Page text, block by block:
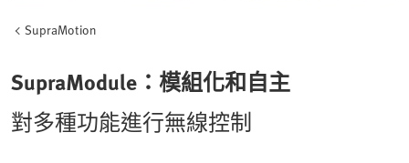
SupraMotion
SupraModule：模組化和自主
對多種功能進行無線控制